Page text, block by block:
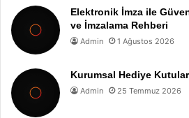
Elektronik İmza ile
ve İmzalama Rehberi
Admin 1 Ağustos 2026
Kurumsal Hediye
Admin 25 Temmuz 2026